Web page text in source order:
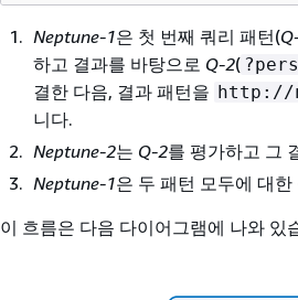
Neptune-1은 첫 번째 쿼리 패턴(
하고 결과를 바탕으로 Q-2(
결한 다음, 결과 패턴을 http://
니다.
Neptune-2는 Q-2를 평가하고 그
Neptune-1은 두 패턴 모두에 대
이 흐름은 다음 다이어그램에 나와 있